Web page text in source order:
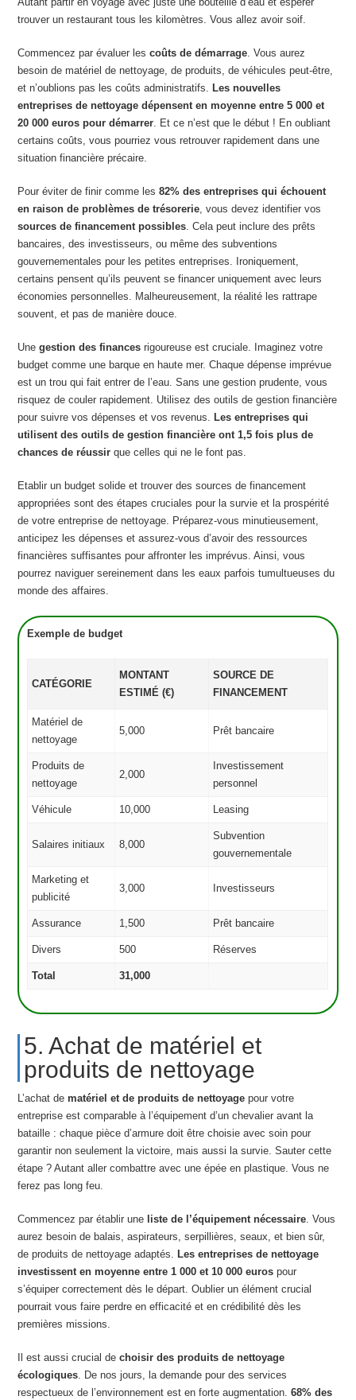
trouver un restaurant tous les kilomètres. Vous allez avoir soif.
Commencez par évaluer lescoûts de démarrage . Vous aurez
besoin de matériel de nettoyage, de produits, de véhicules peut-être,
et n’oublions pas les coûts administratifs.Les nouvelles
entreprises de nettoyage dépensent en moyenne entre 5 000 et
20 000 euros pour démarrer . Et ce n’est que le début ! En oubliant
certains coûts, vous pourriez vous retrouver rapidement dans une
situation financière précaire.
Pour éviter de finir comme les82% des entreprises qui échouent
en raison de problèmes de trésorerie , vous devez identifier vos
sources de financement possibles . Cela peut inclure des prêts
bancaires, des investisseurs, ou même des subventions
gouvernementales pour les petites entreprises. Ironiquement,
certains pensent qu’ils peuvent se financer uniquement avec leurs
économies personnelles. Malheureusement, la réalité les rattrape
souvent, et pas de manière douce.
Unegestion des finances rigoureuse est cruciale. Imaginez votre
budget comme une barque en haute mer. Chaque dépense imprévue
est un trou qui fait entrer de l’eau. Sans une gestion prudente, vous
risquez de couler rapidement. Utilisez des outils de gestion financière
pour suivre vos dépenses et vos revenus.Les entreprises qui
utilisent des outils de gestion financière ont 1,5 fois plus de
chances de réussir que celles qui ne le font pas.
Etablir un budget solide et trouver des sources de financement
appropriées sont des étapes cruciales pour la survie et la prospérité
de votre entreprise de nettoyage. Préparez-vous minutieusement,
anticipez les dépenses et assurez-vous d’avoir des ressources
financières suffisantes pour affronter les imprévus. Ainsi, vous
pourrez naviguer sereinement dans les eaux parfois tumultueuses du
monde des affaires.
Exemple de budget
CATÉGORIE
MONTANT
ESTIMÉ (€)
SOURCE DE
FINANCEMENT
Matériel de
nettoyage
5,000 Prêt bancaire
Produits de
nettoyage
2,000
Investissement
personnel
Véhicule 10,000 Leasing
Salaires initiaux 8,000
Subvention
gouvernementale
Marketing et
publicité
3,000 Investisseurs
Assurance 1,500 Prêt bancaire
Divers 500 Réserves
Total 31,000
5. Achat de matériel et
produits de nettoyage
L’achat dematériel et de produits de nettoyage pour votre
entreprise est comparable à l’équipement d’un chevalier avant la
bataille : chaque pièce d’armure doit être choisie avec soin pour
garantir non seulement la victoire, mais aussi la survie. Sauter cette
étape ? Autant aller combattre avec une épée en plastique. Vous ne
ferez pas long feu.
Commencez par établir une liste de l’équipement nécessaire. Vous
aurez besoin de balais, aspirateurs, serpillières, seaux, et bien sûr,
de produits de nettoyage adaptés. Les entreprises de nettoyage
investissent en moyenne entre 1 000 et 10 000 euros pour
s’équiper correctement dès le départ. Oublier un élément crucial
pourrait vous faire perdre en efficacité et en crédibilité dès les
premières missions.
Il est aussi crucial dechoisir des produits de nettoyage
écologiques. De nos jours, la demande pour des services
respectueux de l’environnement est en forte augmentation.68% des